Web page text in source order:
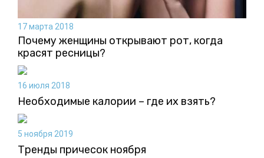
17 марта 2018
Почему женщины открывают рот, когда
красят ресницы?
16 июля 2018
Необходимые калории – где их взять?
5 ноября 2019
Тренды причесок ноября